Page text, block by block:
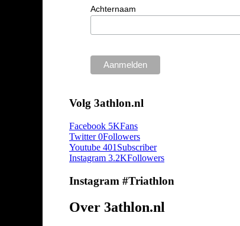
Achternaam
Volg 3athlon.nl
Facebook 5KFans
Twitter 0Followers
Youtube 401 Subscriber
Instagram 3.2KFollowers
Instagram #Triathlon
Over 3athlon.nl